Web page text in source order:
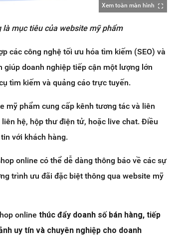
Xem toàn màn hình
là mục tiêu của website mỹ phẩm
các công nghệ tối ưu hóa tìm kiếm (SEO) và
doanh nghiệp tiếp cận một lượng lớn
tìm kiếm và quảng cáo trực tuyến.
mỹ phẩm cung cấp kênh tương tác và liên
hệ, hộp thư điện tử, hoặc live chat. Điều
với khách hàng.
online có thể dễ dàng thông báo về các sự
trình ưu đãi đặc biệt thông qua website mỹ
onlinethúc đẩy doanh số bán hàng, tiếp
uy tín và chuyên nghiệp cho doanh